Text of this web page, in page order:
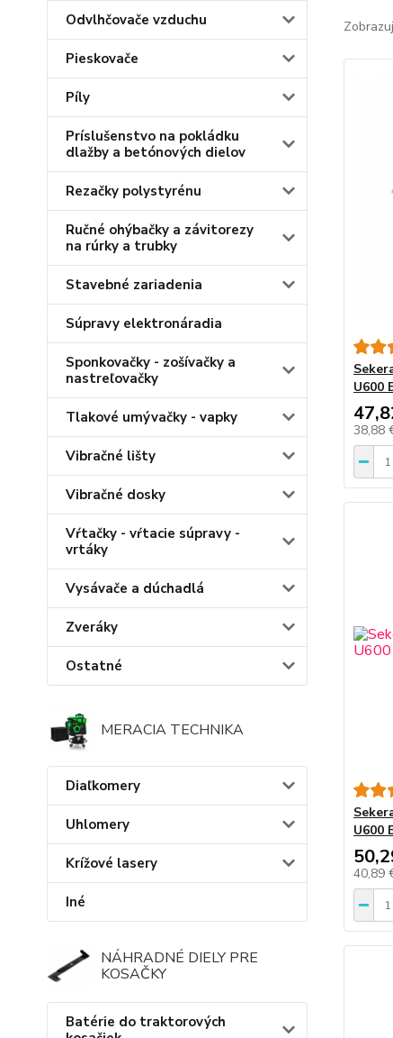
Odvlhčovače vzduchu
Pieskovače
Píly
Príslušenstvo na pokládku
dlažby a betónových dielov
Rezačky polystyrénu
Ručné ohýbačky a závitorezy
na rúrky a trubky
Stavebné zariadenia
Súpravy elektronáradia
Sponkovačky - zošívačky a
nastreľovačky
Tlakové umývačky - vapky
Vibračné lišty
Vibračné dosky
Vŕtačky - vŕtacie súpravy -
vrtáky
Vysávače a dúchadlá
Zveráky
Ostatné
MERACIA TECHNIKA
Diaľkomery
Uhlomery
Krížové lasery
Iné
NÁHRADNÉ DIELY PRE
KOSAČKY
Batérie do traktorových
U600
38,88
U600
40,89